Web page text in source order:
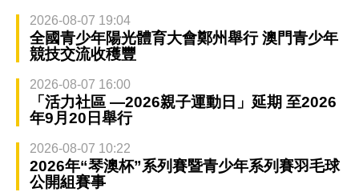
2026-08-07 19:04
全國青少年陽光體育大會鄭州舉行 澳門青少年
競技交流收穫豐
2026-08-07 16:00
「活力社區 —2026親子運動日」延期 至2026
年9月20日舉行
2026-08-07 10:22
2026年“琴澳杯”系列賽暨青少年系列賽羽毛球
公開組賽事